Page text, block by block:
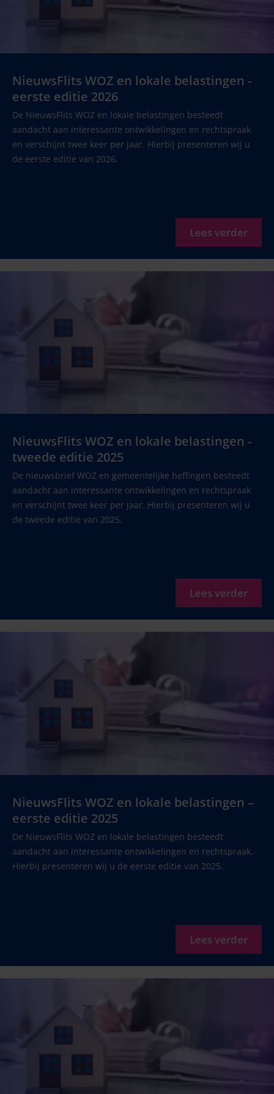
NieuwsFlits WOZ en lokale belastingen -
eerste editie 2026
De NieuwsFlits WOZ en lokale belastingen besteedt
aandacht aan interessante ontwikkelingen en rechtspraak
en verschijnt twee keer per jaar. Hierbij presenteren wij u
de eerste editie van 2026.
Lees verder
NieuwsFlits WOZ en lokale belastingen -
tweede editie 2025
De nieuwsbrief WOZ en gemeentelijke heffingen besteedt
aandacht aan interessante ontwikkelingen en rechtspraak
en verschijnt twee keer per jaar. Hierbij presenteren wij u
de tweede editie van 2025.
Lees verder
NieuwsFlits WOZ en lokale belastingen –
eerste editie 2025
De NieuwsFlits WOZ en lokale belastingen besteedt
aandacht aan interessante ontwikkelingen en rechtspraak.
Hierbij presenteren wij u de eerste editie van 2025.
Lees verder